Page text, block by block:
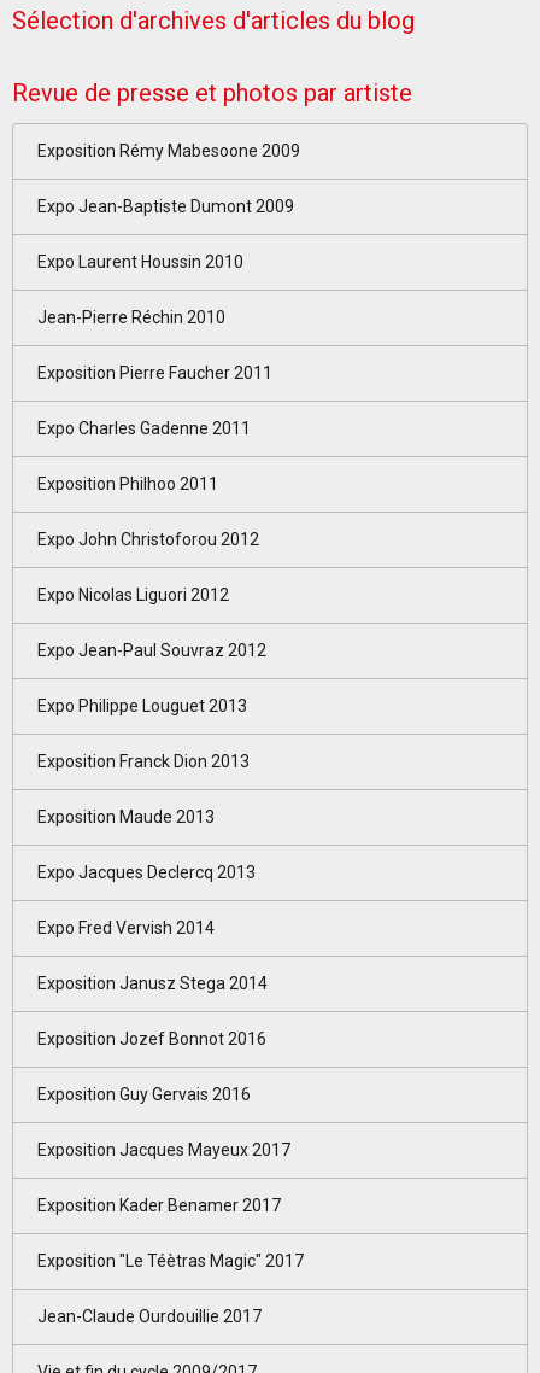
Sélection d'archives d'articles du blog
Revue de presse et photos par artiste
Exposition Rémy Mabesoone 2009
Expo Jean-Baptiste Dumont 2009
Expo Laurent Houssin 2010
Jean-Pierre Réchin 2010
Exposition Pierre Faucher 2011
Expo Charles Gadenne 2011
Exposition Philhoo 2011
Expo John Christoforou 2012
Expo Nicolas Liguori 2012
Expo Jean-Paul Souvraz 2012
Expo Philippe Louguet 2013
Exposition Franck Dion 2013
Exposition Maude 2013
Expo Jacques Declercq 2013
Expo Fred Vervish 2014
Exposition Janusz Stega 2014
Exposition Jozef Bonnot 2016
Exposition Guy Gervais 2016
Exposition Jacques Mayeux 2017
Exposition Kader Benamer 2017
Exposition "Le Téètras Magic" 2017
Jean-Claude Ourdouillie 2017